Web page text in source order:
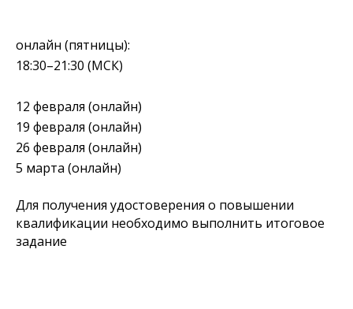
онлайн (пятницы):
18:30–21:30 (МСК)
12 февраля (онлайн)
19 февраля (онлайн)
26 февраля (онлайн)
5 марта (онлайн)
Для получения удостоверения о повышении
квалификации необходимо выполнить итоговое
задание